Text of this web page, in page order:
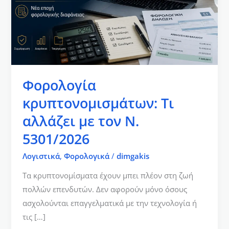
Φορολογία
κρυπτονομισμάτων: Τι
αλλάζει με τον Ν.
5301/2026
Λογιστικά,Φορολογικά /dimgakis
Τα κρυπτονομίσματα έχουν μπει πλέον στη ζωή
πολλών επενδυτών. Δεν αφορούν μόνο όσους
ασχολούνται επαγγελματικά με την τεχνολογία ή
τις […]
τον
Ν.
5301/2026